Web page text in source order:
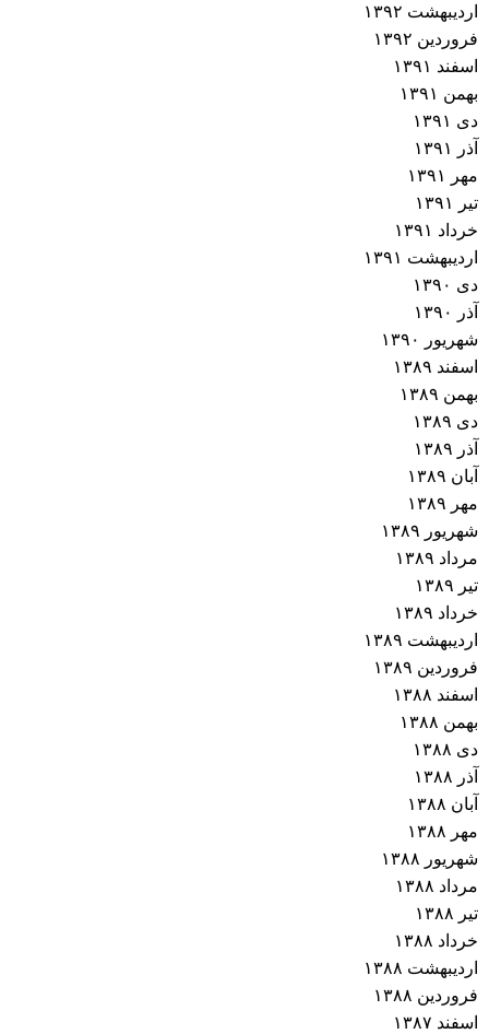
اردیبهشت ۱۳۹۲
فروردین ۱۳۹۲
اسفند ۱۳۹۱
بهمن ۱۳۹۱
دی ۱۳۹۱
آذر ۱۳۹۱
مهر ۱۳۹۱
تیر ۱۳۹۱
خرداد ۱۳۹۱
اردیبهشت ۱۳۹۱
دی ۱۳۹۰
آذر ۱۳۹۰
شهریور ۱۳۹۰
اسفند ۱۳۸۹
بهمن ۱۳۸۹
دی ۱۳۸۹
آذر ۱۳۸۹
آبان ۱۳۸۹
مهر ۱۳۸۹
شهریور ۱۳۸۹
مرداد ۱۳۸۹
تیر ۱۳۸۹
خرداد ۱۳۸۹
اردیبهشت ۱۳۸۹
فروردین ۱۳۸۹
اسفند ۱۳۸۸
بهمن ۱۳۸۸
دی ۱۳۸۸
آذر ۱۳۸۸
آبان ۱۳۸۸
مهر ۱۳۸۸
شهریور ۱۳۸۸
مرداد ۱۳۸۸
تیر ۱۳۸۸
خرداد ۱۳۸۸
اردیبهشت ۱۳۸۸
فروردین ۱۳۸۸
اسفند ۱۳۸۷